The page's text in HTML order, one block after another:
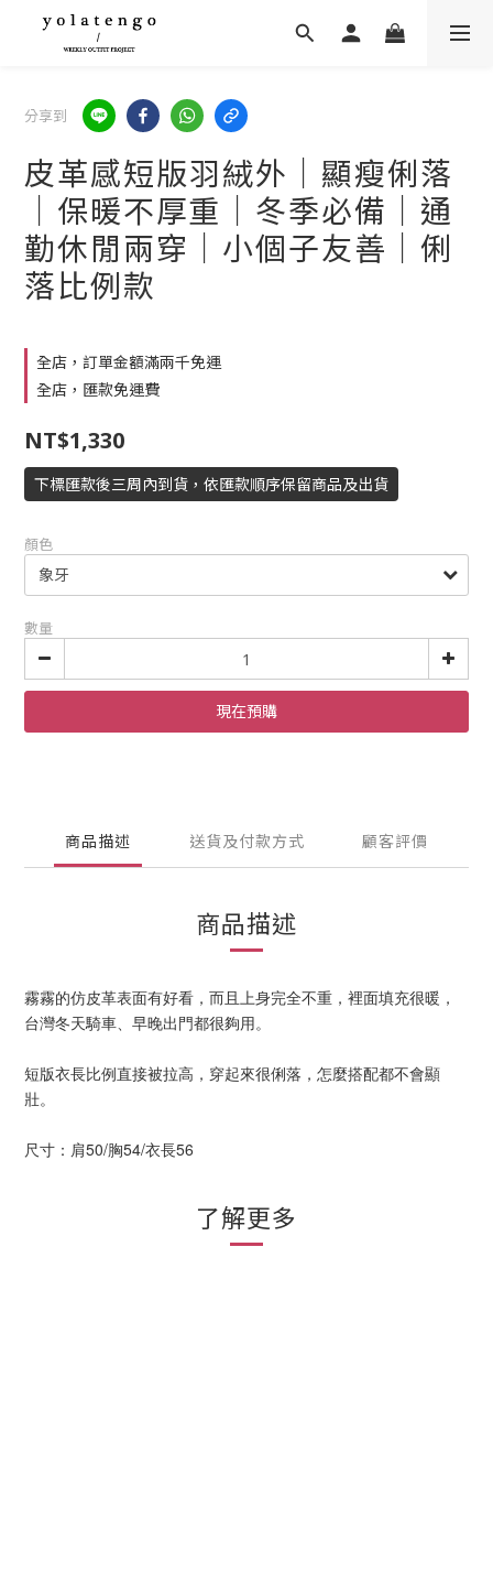
分享到
皮革感短版羽絨外｜顯瘦俐落
｜保暖不厚重｜冬季必備｜通
勤休閒兩穿｜小個子友善｜俐
落比例款
全店，訂單金額滿兩千免運
全店，匯款免運費
NT$1,330
下標匯款後三周內到貨，依匯款順序保留商品及出貨
顏色
數量
現在預購
商品描述 送貨及付款方式 顧客評價
商品描述
霧霧的仿皮革表面有好看，而且上身完全不重，裡面填充很暖，
台灣冬天騎車、早晚出門都很夠用。
短版衣長比例直接被拉高，穿起來很俐落，怎麼搭配都不會顯
壯。
尺寸：肩50/胸54/衣長56
了解更多